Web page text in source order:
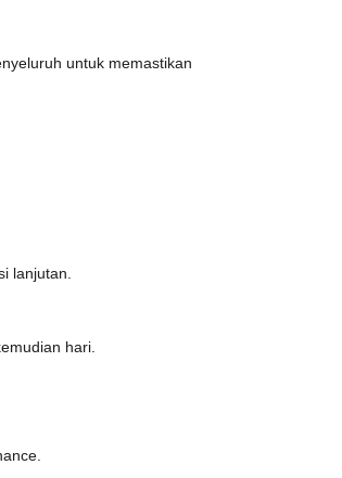
untuk memastikan
lanjutan.
hari.